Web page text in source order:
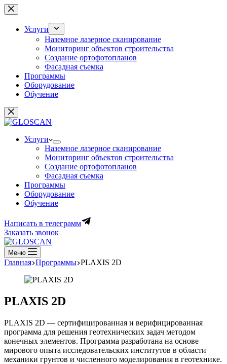
Перейти
к
Услуги
Наземное лазерное сканирование
Мониторинг объектов строительства
Создание ортофотопланов
Фасадная съемка
Программы
Оборудование
Обучение
Услуги
Наземное лазерное сканирование
Мониторинг объектов строительства
Создание ортофотопланов
Фасадная съемка
Программы
Оборудование
Обучение
Написать в телеграмм
Заказать звонок
Меню
Главная Программы PLAXIS 2D
PLAXIS 2D
PLAXIS 2D — сертифицированная и верифицированная
программа для решения геотехнических задач методом
конечных элементов. Программа разработана на основе
мирового опыта исследовательских институтов в области
механики грунтов и численного моделирования в геотехнике.